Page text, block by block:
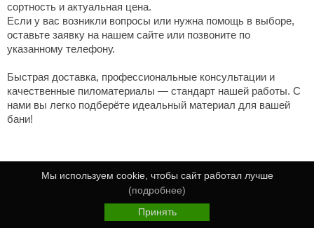
сортность и актуальная цена.
Если у вас возникли вопросы или нужна помощь в выборе,
оставьте заявку на нашем сайте или позвоните по
указанному телефону.
Быстрая доставка, профессиональные консультации и
качественные пиломатериалы — стандарт нашей работы. С
нами вы легко подберёте идеальный материал для вашей
бани!
Избранное
Принять
Мы используем cookie, чтобы сайт работал лучше
(подробнее)